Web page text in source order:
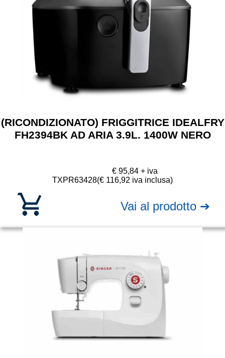
(RICONDIZIONATO) FRIGGITRICE IDEALFRY
FH2394BK AD ARIA 3.9L. 1400W NERO
TXPR63428
€ 95,84 + iva
(€ 116,92 iva inclusa)
Vai al prodotto ➔